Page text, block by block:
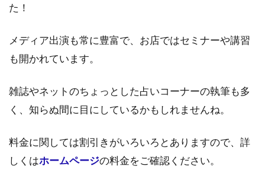
た！
メディア出演も常に豊富で、お店ではセミナーや講習
も開かれています。
雑誌やネットのちょっとした占いコーナーの執筆も多
く、知らぬ間に目にしているかもしれませんね。
料金に関しては割引きがいろいろとありますので、詳
しくはホームページの料金をご確認ください。